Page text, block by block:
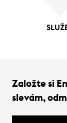
Založte si
slevám,